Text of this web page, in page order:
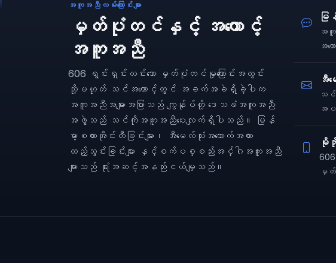
အကူအညီလမ်းကြောင်းများ
မှတ်ပုံတင်နှင့် အကောင့်
အကူအညီ
606 ရွင်းရှင်းလင်းသော မှတ်ပုံတင်မှုကြောင်းအတွင်း
သို့မဟုတ် သင်အကောင့်တွင် အခက်အခဲရှိခဲ့ပါက
အကူအညီအများအပြားသည် ကျွန်ုပ်တို့ ဒေသခံအကူအညီ
အဖွဲ့သည် သင်ကိုအကူအညီပေးလျက်ရှိပါသည်။ မြန်
မာ့စကားအိုင်းတီခြင်းများ၊ အီမေလ်သုံးအထောက်အထား
ထည့်သွင်းခြင်းများ နှင့်စက်ပစ္စည်းအင်္ဂါအကူအညီ
များသည် ရုံးအဆင့်အနည်းငယ်မျှသည်။
မ
အ
အက
အီ
သင်
အ
မို
မှ